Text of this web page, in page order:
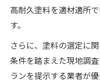
高耐久塗料を適材適所
す。
さらに、塗料の選定に
条件を踏まえた現地調
ランを提示する業者が